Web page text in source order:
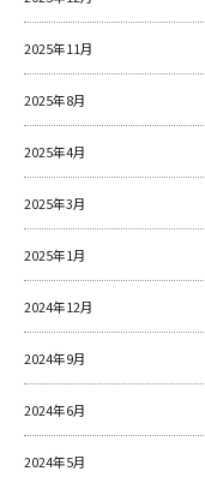
2025年11月
2025年8月
2025年4月
2025年3月
2025年1月
2024年12月
2024年9月
2024年6月
2024年5月